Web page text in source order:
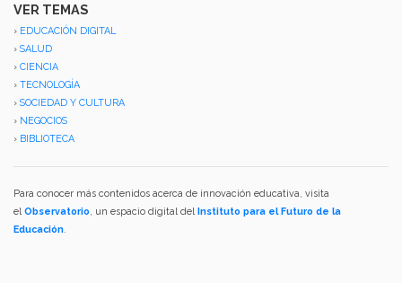
VER TEMAS
› EDUCACIÓN DIGITAL
› SALUD
› CIENCIA
› TECNOLOGÍA
› SOCIEDAD Y CULTURA
› NEGOCIOS
› BIBLIOTECA
Para conocer más contenidos acerca de innovación educativa, visita
elObservatorio, un espacio digital del Instituto para el Futuro de la
Educación.